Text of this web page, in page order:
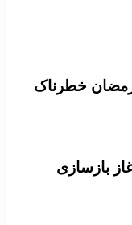
رمضان خطرناک
کشور و آغاز بازسازی